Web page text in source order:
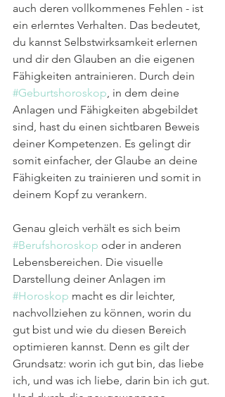
auch deren vollkommenes Fehlen - ist
ein erlerntes Verhalten. Das bedeutet,
du kannst Selbstwirksamkeit erlernen
und dir den Glauben an die eigenen
Fähigkeiten antrainieren. Durch dein
#Geburtshoroskop, in dem deine
Anlagen und Fähigkeiten abgebildet
sind, hast du einen sichtbaren Beweis
deiner Kompetenzen. Es gelingt dir
somit einfacher, der Glaube an deine
Fähigkeiten zu trainieren und somit in
deinem Kopf zu verankern.
Genau gleich verhält es sich beim
#Berufshoroskop oder in anderen
Lebensbereichen. Die visuelle
Darstellung deiner Anlagen im
#Horoskop macht es dir leichter,
nachvollziehen zu können, worin du
gut bist und wie du diesen Bereich
optimieren kannst. Denn es gilt der
Grundsatz: worin ich gut bin, das liebe
ich, und was ich liebe, darin bin ich gut.